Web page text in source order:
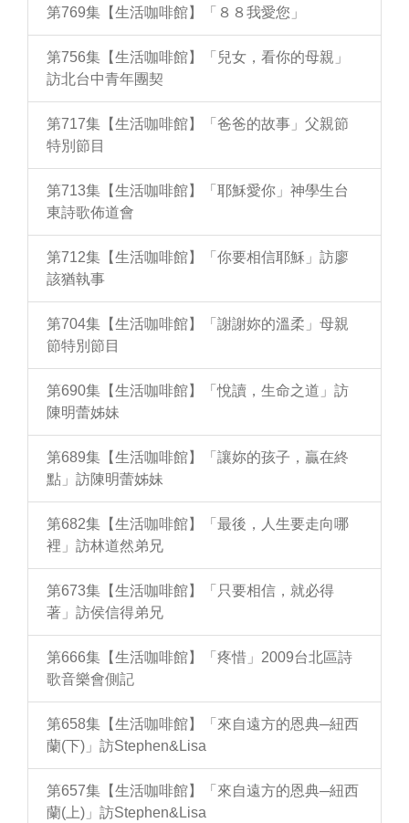
第769集【生活咖啡館】「８８我愛您」
第756集【生活咖啡館】「兒女，看你的母親」
訪北台中青年團契
第717集【生活咖啡館】「爸爸的故事」父親節
特別節目
第713集【生活咖啡館】「耶穌愛你」神學生台
東詩歌佈道會
第712集【生活咖啡館】「你要相信耶穌」訪廖
該猶執事
第704集【生活咖啡館】「謝謝妳的溫柔」母親
節特別節目
第690集【生活咖啡館】「悅讀，生命之道」訪
陳明蕾姊妹
第689集【生活咖啡館】「讓妳的孩子，贏在終
點」訪陳明蕾姊妹
第682集【生活咖啡館】「最後，人生要走向哪
裡」訪林道然弟兄
第673集【生活咖啡館】「只要相信，就必得
著」訪侯信得弟兄
第666集【生活咖啡館】「疼惜」2009台北區詩
歌音樂會側記
第658集【生活咖啡館】「來自遠方的恩典─紐西
蘭(下)」訪Stephen&Lisa
第657集【生活咖啡館】「來自遠方的恩典─紐西
蘭(上)」訪Stephen&Lisa